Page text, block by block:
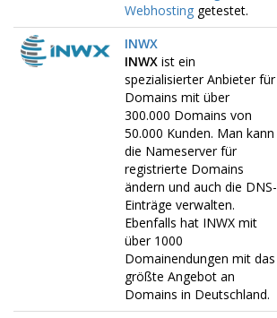
Webhosting getestet.
INWX
INWX ist ein
spezialisierter Anbieter für
Domains mit über
300.000 Domains von
50.000 Kunden. Man kann
die Nameserver für
registrierte Domains
ändern und auch die DNS-
Einträge verwalten.
Ebenfalls hat INWX mit
über 1000
Domainendungen mit das
größte Angebot an
Domains in Deutschland.